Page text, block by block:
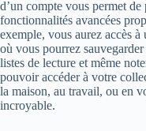
d’un compte vous permet
fonctionnalités avancées
exemple, vous aurez accès à
où vous pourrez
listes de lecture et même
pouvoir accéder à votre
la maison, au travail, ou en
incroyable.